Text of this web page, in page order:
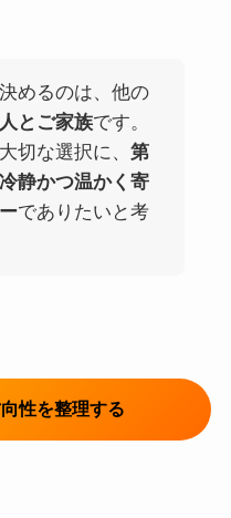
めるのは、他の
とご家族です。
切な選択に、 第
静かつ温かく寄
でありたいと考
性を整理する